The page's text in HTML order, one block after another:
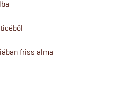
friss alma